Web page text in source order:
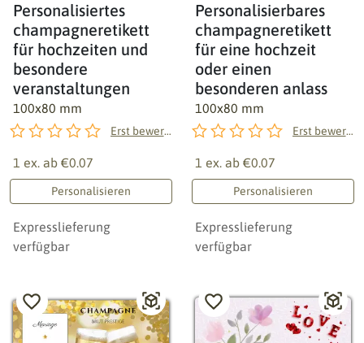
Personalisiertes
champagneretikett
für hochzeiten und
besondere
veranstaltungen
100x80 mm
Erst bewerten!
1 ex. ab €0.07
Personalisieren
Expresslieferung
verfügbar
Personalisierbares
champagneretikett
für eine hochzeit
oder einen
besonderen anlass
100x80 mm
Erst bewerten!
1 ex. ab €0.07
Personalisieren
Expresslieferung
verfügbar